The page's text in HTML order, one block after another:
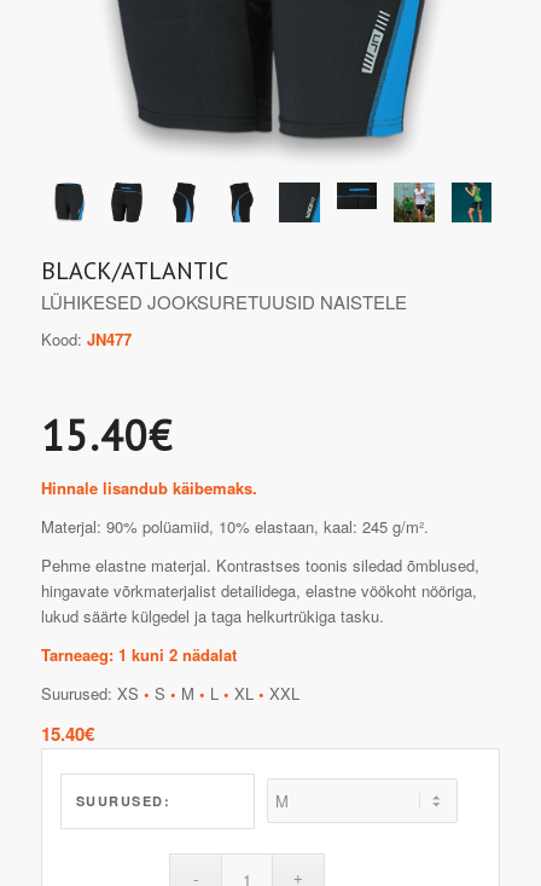
BLACK/ATLANTIC
LÜHIKESED JOOKSURETUUSID NAISTELE
Kood: JN477
15.40€
Hinnale lisandub käibemaks.
Materjal: 90% polüamiid, 10% elastaan, kaal: 245 g/m².
Pehme elastne materjal. Kontrastses toonis siledad õmblused,
hingavate võrkmaterjalist detailidega, elastne vöökoht nööriga,
lukud säärte külgedel ja taga helkurtrükiga tasku.
Tarneaeg: 1 kuni 2 nädalat
Suurused: XS • S • M • L • XL • XXL
15.40€
SUURUSED: